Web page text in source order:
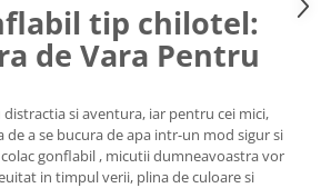
tip chilotel:
de Vara Pentru
si aventura, iar pentru cei mici,
de a se bucura de apa intr-un mod sigur si
gonflabil , micutii dumneavoastra vor
in timpul verii, plina de culoare si